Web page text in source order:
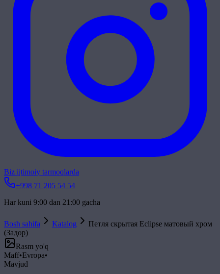
Biz ijtimoiy tarmoqlarda
+998 71 205 54 54
Har kuni 9:00 dan 21:00 gacha
Bosh sahifa Katalog
Петля скрытая Eclipse матовый хром
(Задор)
Rasm yo'q
Maff•Evropa•
Mavjud